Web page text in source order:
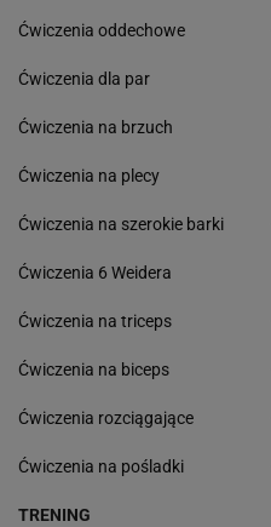
Ćwiczenia oddechowe
Ćwiczenia dla par
Ćwiczenia na brzuch
Ćwiczenia na plecy
Ćwiczenia na szerokie barki
Ćwiczenia 6 Weidera
Ćwiczenia na triceps
Ćwiczenia na biceps
Ćwiczenia rozciągające
Ćwiczenia na pośladki
TRENING